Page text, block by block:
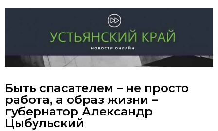
Быть спасателем – не просто
работа, а образ жизни –
губернатор Александр
Цыбульский